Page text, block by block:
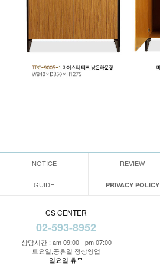
NOTICE REVIEW
GUIDE PRIVACY POLICY
CS CENTER
02-593-8952
상담시간 : am 09:00 - pm 07:00
토요일,공휴일 정상영업
일요일 휴무